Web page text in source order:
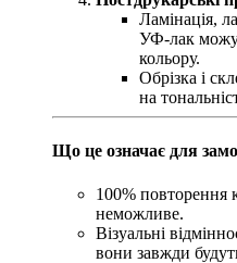
Ламінація,
УФ-лак
кольору.
Обрізка і
на
Що це означає для
100% повторення
неможливе.
Візуальні
вони завжди